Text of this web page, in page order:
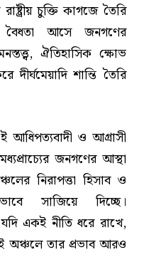
চুক্তি কাগজে তৈরি
আসে জনগণের
ঐতিহাসিক ক্ষোভ
দীর্ঘমেয়াদি শান্তি তৈরি
আধিপত্যবাদী ও আগ্রাসী
জনগণের আস্থা
নিরাপত্তা হিসাব ও
সাজিয়ে দিচ্ছে।
যদি একই নীতি ধরে রাখে,
অঞ্চলে তার প্রভাব আরও